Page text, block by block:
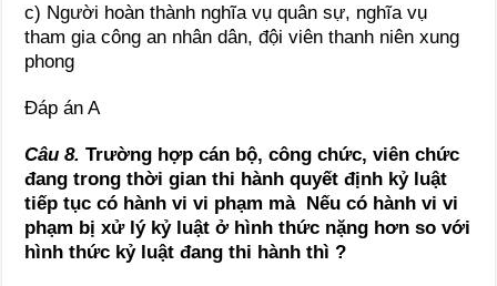
c) Người hoàn thành nghĩa vụ quân sự, nghĩa vụ
tham gia công an nhân dân, đội viên thanh niên xung
phong
Đáp án A
Câu 8.Trường hợp cán bộ, công chức, viên chức
đang trong thời gian thi hành quyết định kỷ luật
tiếp tục có hành vi vi phạm mà Nếu có hành vi vi
phạm bị xử lý kỷ luật ở hình thức nặng hơn so với
hình thức kỷ luật đang thi hành thì ?